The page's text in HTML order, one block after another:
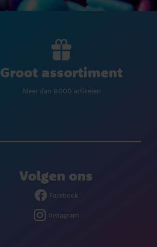
Groot assortiment
Meer dan 9.000 artikelen
Volgen ons
Facebook
Instagram